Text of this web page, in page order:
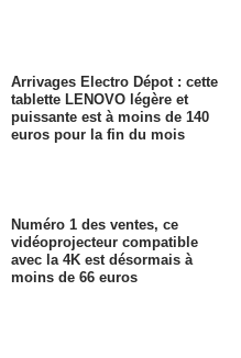
Arrivages Electro Dépot : cette
tablette LENOVO légère et
puissante est à moins de 140
euros pour la fin du mois
Numéro 1 des ventes, ce
vidéoprojecteur compatible
avec la 4K est désormais à
moins de 66 euros